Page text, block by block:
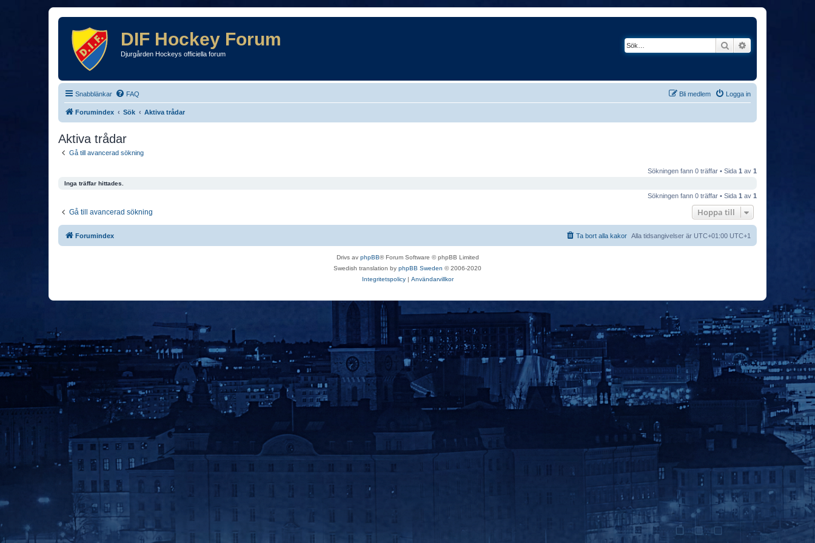
DIF Hockey Forum
Djurgården Hockeys officiella forum
Sök
Snabblänkar FAQ Logga in
Bli medlem
Forumindex Sök Aktiva trådar
Aktiva trådar
Gå till avancerad sökning
Sökningen fann 0 träffar • Sida 1 av 1
Inga träffar hittades.
Sökningen fann 0 träffar • Sida 1 av 1
Gå till avancerad sökning Hoppa till
Forumindex Alla tidsangivelser är UTC+01:00 UTC+1
Ta bort alla kakor
Drivs av phpBB® Forum Software © phpBB Limited
Swedish translation by phpBB Sweden © 2006-2020
Integritetspolicy| Användarvillkor